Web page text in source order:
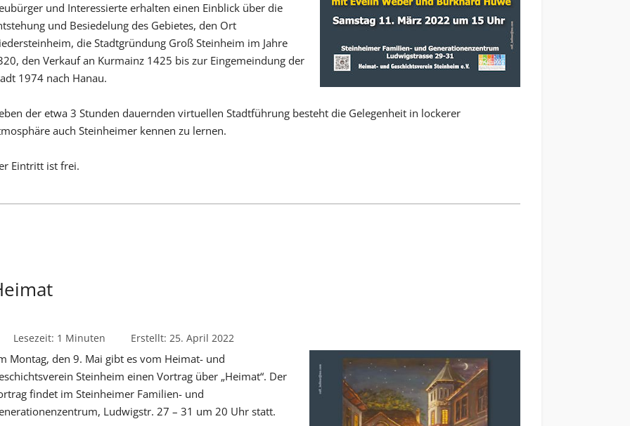
und Interessierte erhalten einen Einblick über die
und Besiedelung des Gebietes, den Ort
die Stadtgründung Groß Steinheim im Jahre
den Verkauf an Kurmainz 1425 bis zur Eingemeindung der
1974 nach Hanau.
der etwa 3 Stunden dauernden virtuellen Stadtführung besteht die Gelegenheit in lockerer
auch Steinheimer kennen zu lernen.
Eintritt ist frei.
Lesezeit: 1 Minuten Erstellt: 25. April 2022
Montag, den 9. Mai gibt es vom Heimat- und
Steinheim einen Vortrag über „Heimat“. Der
findet im Steinheimer Familien- und
Ludwigstr. 27 – 31 um 20 Uhr statt.